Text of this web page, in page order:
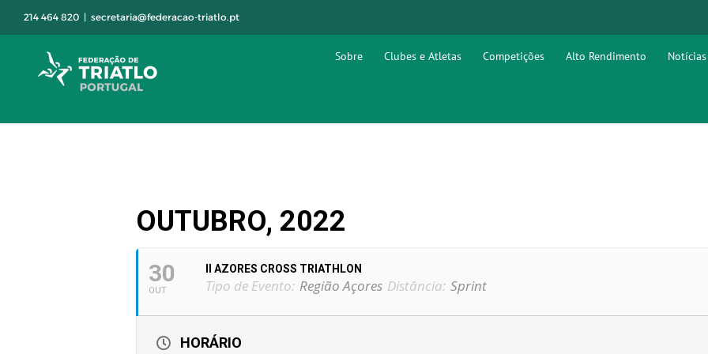
214 464 820 | secretaria@federacao-triatlo.pt
Sobre Clubes e Atletas Competições Alto Rendimento
OUTUBRO, 2022
30
OUT
II AZORES CROSS TRIATHLON
Tipo de Evento: Região Açores Distância: Sprint
HORÁRIO